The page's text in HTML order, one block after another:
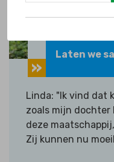
Laten we
Linda: "Ik vind dat
zoals mijn dochter
deze
Zij kunnen nu